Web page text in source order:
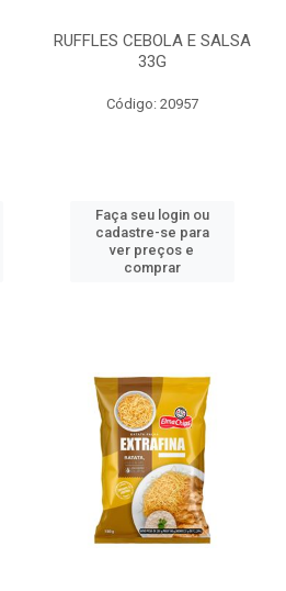
RUFFLES CEBOLA E SALSA
33G
Código: 20957
Faça seu login ou
cadastre-se para
ver preços e
comprar